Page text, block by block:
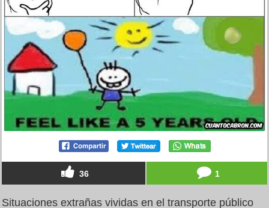
36 1
Situaciones extrañas vividas en el transporte público